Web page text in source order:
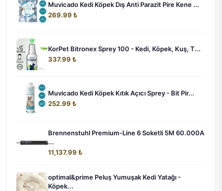
Muvicado Kedi Köpek Dış Anti Parazit Pire Kene ...
269.99 ₺
KorPet Bitronex Sprey 100 - Kedi, Köpek, Kuş, T...
337.99 ₺
Muvicado Kedi Köpek Kıtık Açıcı Sprey - Bit Pir...
252.99 ₺
Brennenstuhl Premium-Line 6 Soketli 5M 60.000A
...
11,137.99 ₺
optimal&prime Peluş Yumuşak Kedi Yatağı -
Köpek...